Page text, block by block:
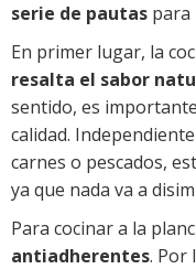
serie de pautas para
En primer lugar, la
resalta el sabor
sentido, es
calidad.
carnes o pescados,
ya que nada va a
Para cocinar a la
antiadherentes. Por